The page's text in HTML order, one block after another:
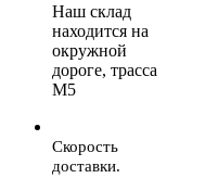
Наш склад
находится на
окружной
дороге, трасса
М5
Скорость
доставки.